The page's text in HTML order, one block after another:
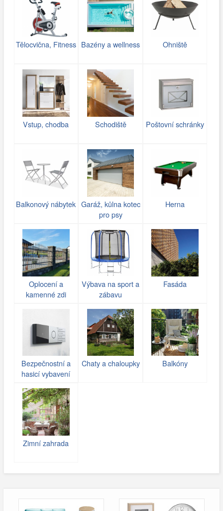
Tělocvična, Fitness Bazény a wellness Ohniště
Vstup, chodba Schodiště Poštovní schránky
Balkonový nábytek Garáž, kůlna kotec
pro psy
Herna
Oplocení a
kamenné zdi
Výbava na sport a
zábavu
Fasáda
Bezpečnostní a
hasicí vybavení
Chaty a chaloupky Balkóny
Zimní zahrada